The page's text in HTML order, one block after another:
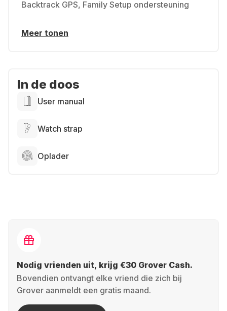
Backtrack GPS, Family Setup ondersteuning
Meer tonen
In de doos
User manual
Watch strap
Oplader
Nodig vrienden uit, krijg €30 Grover Cash.
Bovendien ontvangt elke vriend die zich bij
Grover aanmeldt een gratis maand.